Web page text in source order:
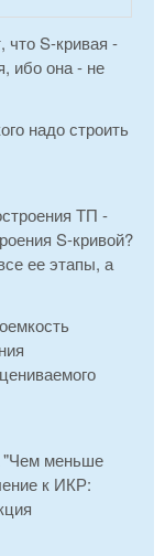
S-кривая -
ибо она - не
надо строить
ТП -
S-кривой?
ее этапы, а
"Чем меньше
к ИКР: